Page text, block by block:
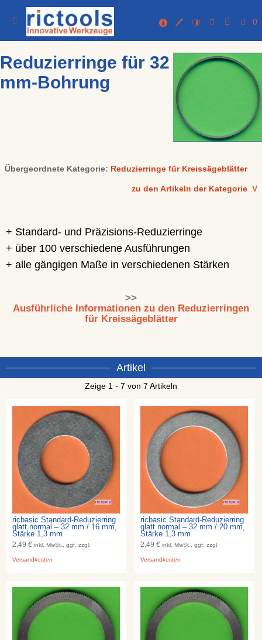
0
Reduzierringe für 32
mm-Bohrung
Übergeordnete Kategorie: Reduzierringe für Kreissägeblätter
zu den Artikeln der Kategorie V
+ Standard- und Präzisions-Reduzierringe
+ über 100 verschiedene Ausführungen
+ alle gängigen Maße in verschiedenen Stärken
>>
Ausführliche Informationen zu den Reduzierringen
für Kreissägeblätter
Artikel
Zeige 1 - 7 von 7 Artikeln
ricbasic Standard-Reduzierring
glatt normal – 32 mm / 16 mm,
Stärke 1,3 mm
2,49 € inkl. MwSt., ggf. zzgl.
Versandkosten
ricbasic Standard-Reduzierring
glatt normal – 32 mm / 20 mm,
Stärke 1,3 mm
2,49 €inkl. MwSt., ggf. zzgl.
Versandkosten